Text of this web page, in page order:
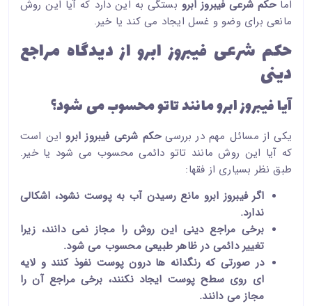
اماحکم شرعی فیبروز ابرو بستگی به این دارد که آیا این روش
مانعی برای وضو و غسل ایجاد می کند یا خیر.
حکم شرعی فیبروز ابرو از دیدگاه مراجع
دینی
آیا فیبروز ابرو مانند تاتو محسوب می شود؟
یکی از مسائل مهم در بررسیحکم شرعی فیبروز ابرو این است
که آیا این روش مانند تاتو دائمی محسوب می شود یا خیر.
طبق نظر بسیاری از فقها:
اگر فیبروز ابرو مانع رسیدن آب به پوست نشود، اشکالی
ندارد.
برخی مراجع دینی این روش را مجاز نمی دانند، زیرا
تغییر دائمی در ظاهر طبیعی محسوب می شود.
در صورتی که رنگدانه ها درون پوست نفوذ کنند و لایه
ای روی سطح پوست ایجاد نکنند، برخی مراجع آن را
مجاز می دانند.